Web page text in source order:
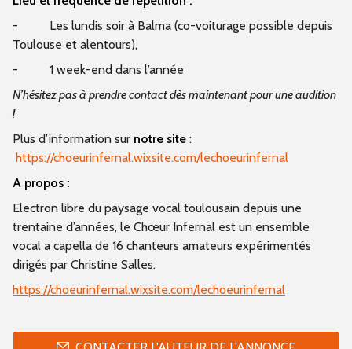
-
Les lundis soir à Balma (co-voiturage possible depuis
Toulouse et alentours),
-
1 week-end dans l’année
N’hésitez pas à prendre contact dès maintenant pour une audition
!
Plus d’information sur notre site :
https://choeurinfernal.wixsite.com/lechoeurinfernal
A propos :
Electron libre du paysage vocal toulousain depuis une
trentaine d’années, le Chœur Infernal est un ensemble
vocal a capella de 16 chanteurs amateurs expérimentés
dirigés par Christine Salles.
https://choeurinfernal.wixsite.com/lechoeurinfernal